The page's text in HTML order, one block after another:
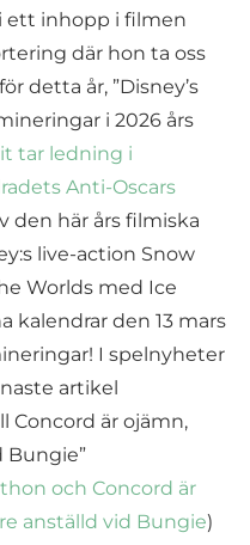
ett inhopp i filmen
där hon ta oss
detta år, ”Disney’s
i 2026 års
tar ledning i
Anti-Oscars
den här års filmiska
live-action Snow
Worlds med Ice
kalendrar den 13 mars
I spelnyheter
artikel
Concord är ojämn,
Bungie”
och Concord är
anställd vid Bungie)